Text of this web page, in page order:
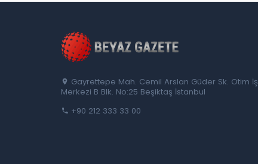
Gayrettepe Mah. Cemil Arslan Güder Sk. Otim İş
Merkezi B Blk. No:25 Beşiktaş İstanbul
+90 212 333 33 00